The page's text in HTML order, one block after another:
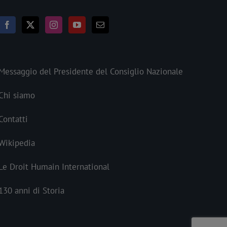
del Presidente del Consiglio Nazionale
siamo
Droit Humain International
anni di Storia